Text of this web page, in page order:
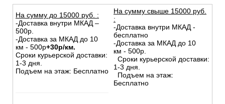
На сумму до 15000 руб. :
-Доставка внутри МКАД –
500р.
-Доставка за МКАД до 10
км - 500р+30р/км.
Сроки курьерской доставки:
1-3 дня.
Подъем на этаж: Бесплатно
На сумму свыше 15000 руб.
:
-Доставка внутри МКАД -
бесплатно
-Доставка за МКАД до 10
км - 500р.
Сроки курьерской доставки:
1-3 дня.
Подъем на этаж:
Бесплатно